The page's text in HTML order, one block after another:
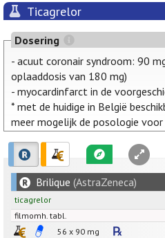
Ticagrelor
Dosering
- acuut coronair syndroom: 90
oplaaddosis van 180 mg)
- myocardinfarct in de
* met de huidige in België
meer mogelijk de posologie
Brilique (AstraZeneca)
ticagrelor
filmomh. tabl.
56 x 90 mg